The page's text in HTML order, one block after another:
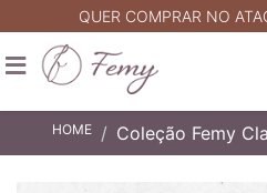
QUER COMPRAR NO
HOME Coleção Femy